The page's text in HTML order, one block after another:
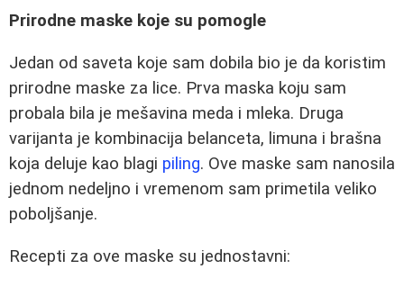
Prirodne maske koje su pomogle
Jedan od saveta koje sam dobila bio je da koristim
prirodne maske za lice. Prva maska koju sam
probala bila je mešavina meda i mleka. Druga
varijanta je kombinacija belanceta, limuna i brašna
koja deluje kao blagi piling. Ove maske sam nanosila
jednom nedeljno i vremenom sam primetila veliko
poboljšanje.
Recepti za ove maske su jednostavni: